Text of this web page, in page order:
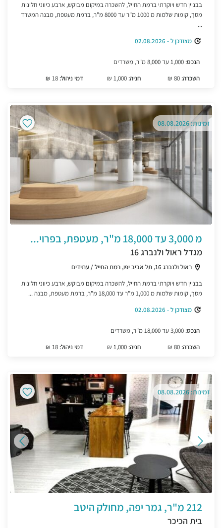
בבניין חדש ויוקרתי ברמת החייל, להשכרה במיקום מבוקש, ארבע כיווני חלונות
מסך, קומות שלמות מ 1000 מ"ר עד 8000 מ"ר, ברמת מעטפת, מבנה המשרד
...
מצודכן ל - 02.08.2026
הנכס:
השכרה:
חניה: דמי ניהול: 18 ₪
זמינות: 08.08.2026
מ 3,000 עד 18,000 מ"ר, מעטפת, בפרוי...
מגדל ראול ולנברג 16
ראול ולנברג 16, תל אביב יפו, רמת החייל / עתידים
בבניין חדש ויוקרתי ברמת החייל, להשכרה במיקום מבוקש, ארבע כיווני חלונות
מסך, קומות שלמות מ 1,000 מ"ר עד 18,000 מ"ר, ברמת מעטפת, מבנה ...
מצודכן ל - 02.08.2026
הנכס:
השכרה:
חניה: דמי ניהול: 18 ₪
זמינות: 08.08.2026
212 מ"ר, גמר יפה, מחולק היטב
בית הכיכר